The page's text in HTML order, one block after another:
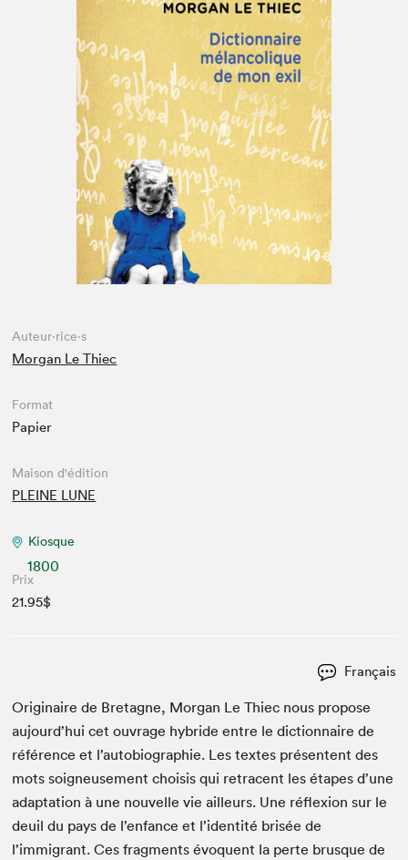
Espace médias
Auteur·rice·s
Morgan Le Thiec
Format
Papier
Maison d'édition
PLEINE LUNE
Kiosque
1800
Prix
21.95$
Français
Orig­i­naire de Bre­tagne, Mor­gan Le Thiec nous pro­pose
aujourd’hui cet ouvrage hybride entre le dic­tio­n­naire de
référence et l’autobiographie. Les textes présen­tent des
mots soigneuse­ment choi­sis qui retra­cent les étapes d’une
adap­ta­tion à une nou­velle vie ailleurs. Une réflex­ion sur le
deuil du pays de l’enfance et l’identité brisée de
l’immigrant. Ces frag­ments évo­quent la perte brusque de